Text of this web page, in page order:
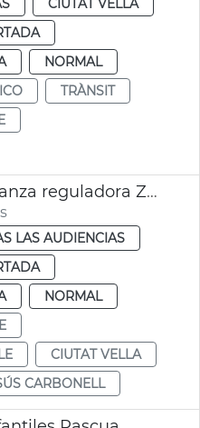
NORMAL
TRÀNSIT
Anteproyecto ordenanza reguladora ZBE
LAS AUDIENCIAS
NORMAL
CIUTAT VELLA
CARBONELL